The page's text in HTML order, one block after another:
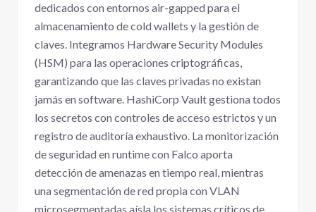
dedicados con entornos air-gapped para el
almacenamiento de cold wallets y la gestión de
claves. Integramos Hardware Security Modules
(HSM) para las operaciones criptográficas,
garantizando que las claves privadas no existan
jamás en software. HashiCorp Vault gestiona todos
los secretos con controles de acceso estrictos y un
registro de auditoría exhaustivo. La monitorización
de seguridad en runtime con Falco aporta
detección de amenazas en tiempo real, mientras
una segmentación de red propia con VLAN
microsegmentadas aísla los sistemas críticos de